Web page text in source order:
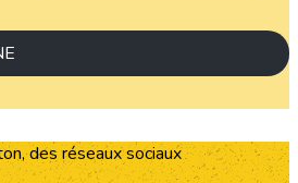
des réseaux sociaux